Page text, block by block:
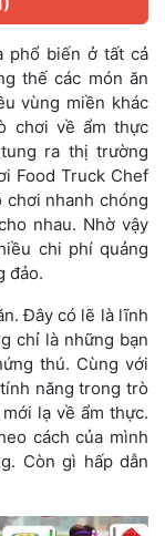
phổ biến ở tất cả
thế các món ăn
vùng miền khác
chơi về ẩm thực
ra thị trường
Food Truck Chef
nhanh chóng
nhau. Nhờ vậy
chi phí quảng
đảo.
Đây có lẽ là lĩnh
chỉ là những bạn
thú. Cùng với
năng trong trò
lạ về ẩm thực.
cách của mình
Còn gì hấp dẫn